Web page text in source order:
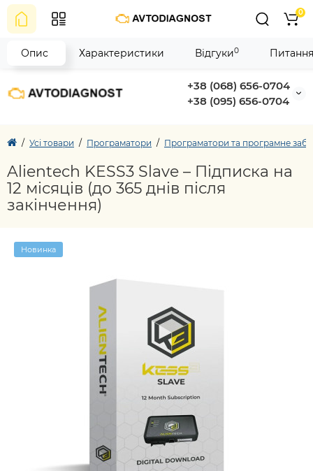
+38 (068) 656-0704
+38 (095) 656-0704
0
Усі товари Програматори Програматори та програмне
Alientech KESS3 Slave – Підписка на
12 місяців (до 365 днів після
закінчення)
Новинка
Опис Характеристики Відгуки0